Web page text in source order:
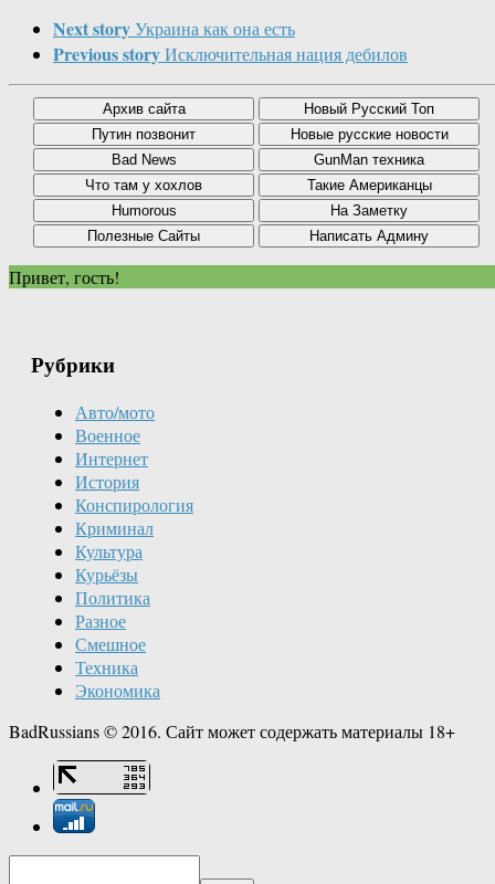
Next storyУкраина как она есть
Previous storyИсключительная нация дебилов
Привет, гость!
Рубрики
Авто/мото
Военное
Интернет
История
Конспирология
Криминал
Культура
Курьёзы
Политика
Разное
Смешное
Техника
Экономика
BadRussians © 2016. Сайт может содержать материалы 18+